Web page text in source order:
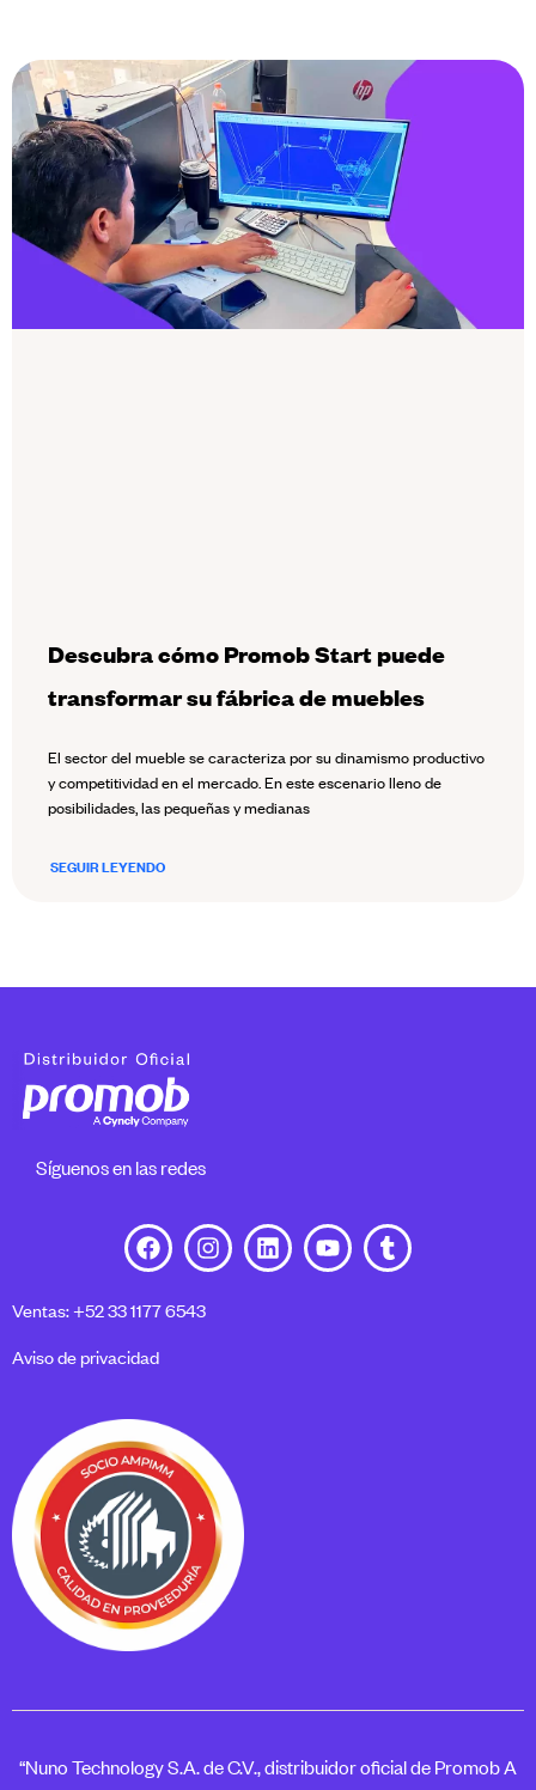
Descubra cómo Promob Start puede
transformar su fábrica de muebles
El sector del mueble se caracteriza por su dinamismo productivo
y competitividad en el mercado. En este escenario lleno de
posibilidades, las pequeñas y medianas
SEGUIR LEYENDO
Síguenos en las redes
Ventas: +52 33 1177 6543
Aviso de privacidad
“Nuno Technology S.A. de C.V., distribuidor oficial de Promob A